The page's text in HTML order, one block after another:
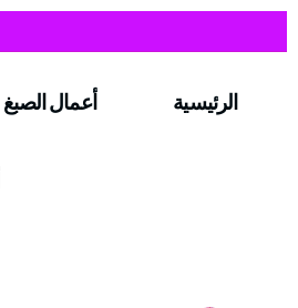
الرئيسية أعمال الصبغ